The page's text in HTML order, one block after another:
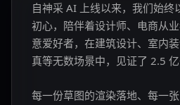
自神采 AI 上线以来，我们始终
初心，陪伴着设计师、电商从
意爱好者，在建筑设计、室内
真等无数场景中，见证了 2.5 亿
每一份草图的渲染落地、每一张